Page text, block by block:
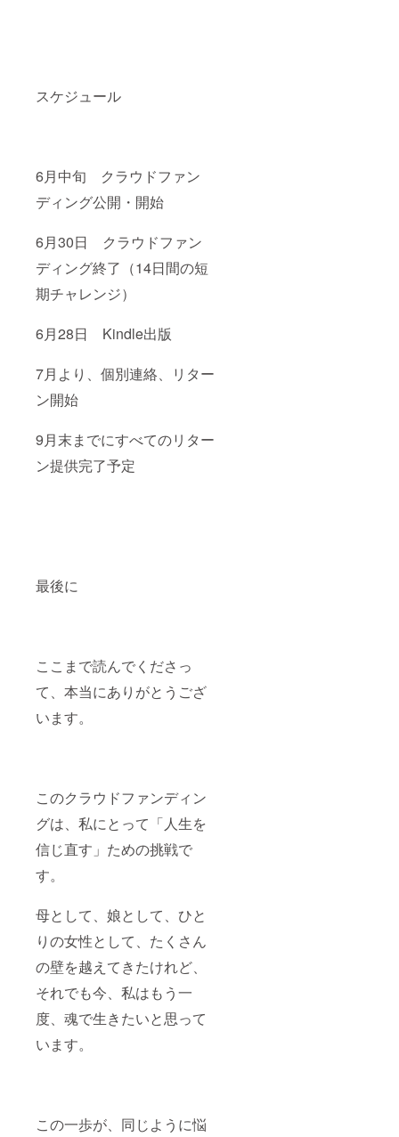
スケジュール
6月中旬 クラウドファン
ディング公開・開始
6月30日 クラウドファン
ディング終了（14日間の短
期チャレンジ）
6月28日 Kindle出版
7月より、個別連絡、リター
ン開始
9月末までにすべてのリター
ン提供完了予定
最後に
ここまで読んでくださっ
て、本当にありがとうござ
います。
このクラウドファンディン
グは、私にとって「人生を
信じ直す」ための挑戦で
す。
母として、娘として、ひと
りの女性として、たくさん
の壁を越えてきたけれど、
それでも今、私はもう一
度、魂で生きたいと思って
います。
この一歩が、同じように悩